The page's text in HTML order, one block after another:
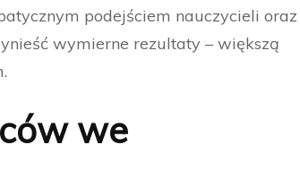
podejściem nauczycieli oraz
wymierne rezultaty – większą
we